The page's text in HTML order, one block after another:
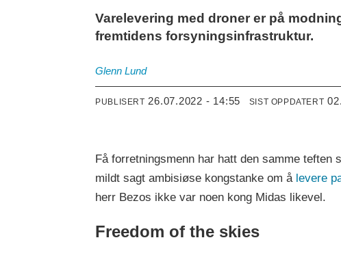
Varelevering med droner er på
fremtidens forsyningsinfrastruktur.
Glenn Lund
PUBLISERT 26.07.2022 - 14:55 SIST OPPDATERT
Få forretningsmenn har hatt den samme
mildt sagt ambisiøse kongstanke om å levere
herr Bezos ikke var noen kong Midas likevel.
Freedom of the skies